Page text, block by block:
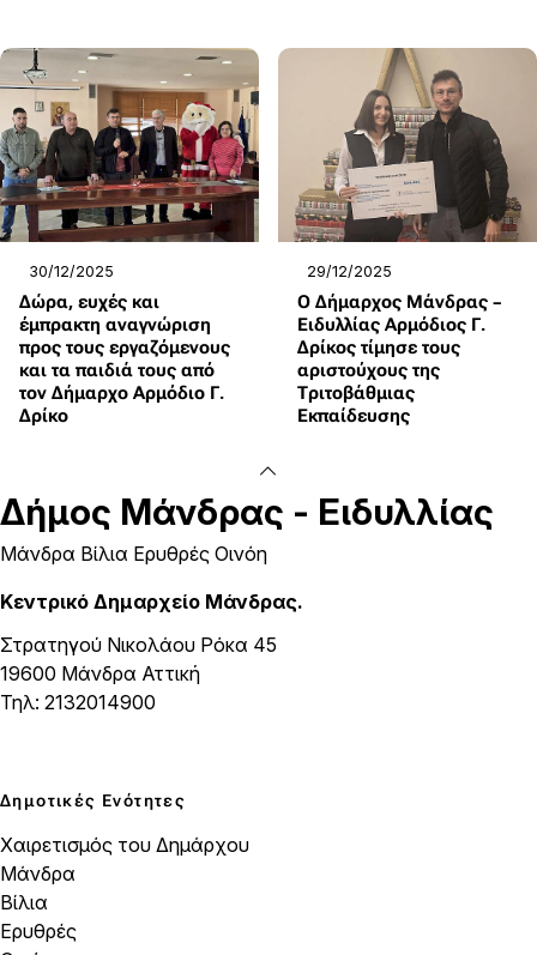
30/12/2025
Δώρα, ευχές και
έμπρακτη αναγνώριση
προς τους εργαζόμενους
και τα παιδιά τους από
τον Δήμαρχο Αρμόδιο Γ.
Δρίκο
29/12/2025
Ο Δήμαρχος Μάνδρας –
Ειδυλλίας Αρμόδιος Γ.
Δρίκος τίμησε τους
αριστούχους της
Τριτοβάθμιας
Εκπαίδευσης
Δήμος Μάνδρας - Ειδυλλίας
Μάνδρα Βίλια Ερυθρές Οινόη
Κεντρικό Δημαρχείο Μάνδρας.
Στρατηγού Νικολάου Ρόκα 45
19600 Μάνδρα Αττική
Τηλ: 2132014900
Δημοτικές Ενότητες
Χαιρετισμός του Δημάρχου
Μάνδρα
Βίλια
Ερυθρές